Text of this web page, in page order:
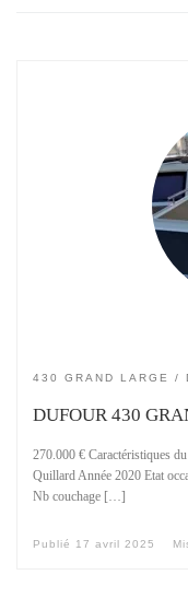
430 GRAND LARGE
DUFOUR 430
270.000 € Caractéristiques
Quillard Année 2020 Etat
Nb couchage […]
Publié 17 avril 2025